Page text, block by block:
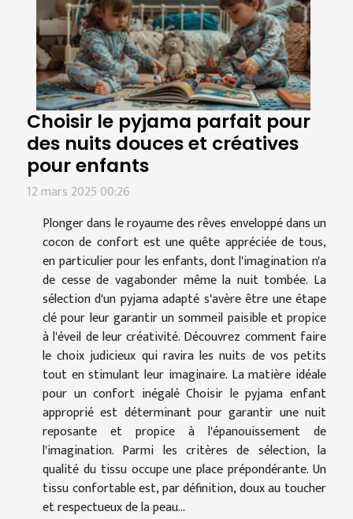
Choisir le pyjama parfait pour
des nuits douces et créatives
pour enfants
12 mars 2025 00:26
Plonger dans le royaume des rêves enveloppé dans un
cocon de confort est une quête appréciée de tous,
en particulier pour les enfants, dont l'imagination n'a
de cesse de vagabonder même la nuit tombée. La
sélection d'un pyjama adapté s'avère être une étape
clé pour leur garantir un sommeil paisible et propice
à l'éveil de leur créativité. Découvrez comment faire
le choix judicieux qui ravira les nuits de vos petits
tout en stimulant leur imaginaire. La matière idéale
pour un confort inégalé Choisir le pyjama enfant
approprié est déterminant pour garantir une nuit
reposante et propice à l'épanouissement de
l'imagination. Parmi les critères de sélection, la
qualité du tissu occupe une place prépondérante. Un
tissu confortable est, par définition, doux au toucher
et respectueux de la peau...